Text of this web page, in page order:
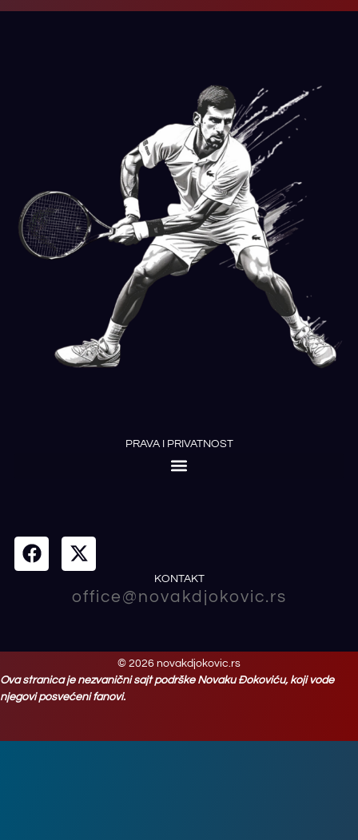
PRAVA I PRIVATNOST
KONTAKT
office@novakdjokovic.rs
© 2026 novakdjokovic.rs
Ova stranica je nezvanični sajt podrške Novaku Đokoviću, koji vode
njegovi posvećeni fanovi.